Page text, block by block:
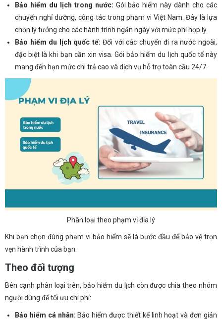
Bảo hiểm du lịch trong nước: Gói bảo hiểm này dành cho các
chuyến nghỉ dưỡng, công tác trong phạm vi Việt Nam. Đây là lựa
chọn lý tưởng cho các hành trình ngắn ngày với mức phí hợp lý.
Bảo hiểm du lịch quốc tế: Đối với các chuyến đi ra nước ngoài,
đặc biệt là khi bạn cần xin visa. Gói bảo hiểm du lịch quốc tế này
mang đến hạn mức chi trả cao và dịch vụ hỗ trợ toàn cầu 24/7.
Phân loại theo phạm vị địa lý
Khi bạn chọn đúng phạm vi bảo hiểm sẽ là bước đầu để bảo vệ trọn
vẹn hành trình của bạn.
Theo đối tượng
Bên cạnh phân loại trên, bảo hiểm du lịch còn được chia theo nhóm
người dùng để tối ưu chi phí:
Bảo hiểm cá nhân: Bảo hiểm được thiết kế linh hoạt và đơn giản